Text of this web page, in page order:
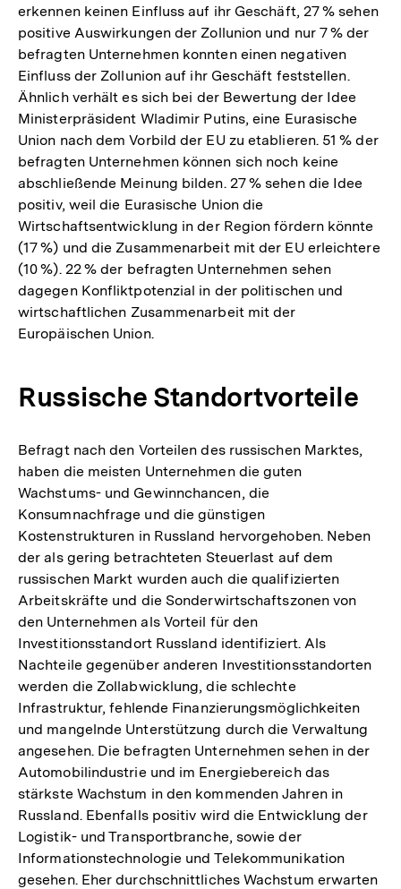
erkennen keinen Einfluss auf ihr Geschäft, 27 % sehen
positive Auswirkungen der Zollunion und nur 7 % der
befragten Unternehmen konnten einen negativen
Einfluss der Zollunion auf ihr Geschäft feststellen.
Ähnlich verhält es sich bei der Bewertung der Idee
Ministerpräsident Wladimir Putins, eine Eurasische
Union nach dem Vorbild der EU zu etablieren. 51 % der
befragten Unternehmen können sich noch keine
abschließende Meinung bilden. 27 % sehen die Idee
positiv, weil die Eurasische Union die
Wirtschaftsentwicklung in der Region fördern könnte
(17 %) und die Zusammenarbeit mit der EU erleichtere
(10 %). 22 % der befragten Unternehmen sehen
dagegen Konfliktpotenzial in der politischen und
wirtschaftlichen Zusammenarbeit mit der
Europäischen Union.
Russische Standortvorteile
Befragt nach den Vorteilen des russischen Marktes,
haben die meisten Unternehmen die guten
Wachstums- und Gewinnchancen, die
Konsumnachfrage und die günstigen
Kostenstrukturen in Russland hervorgehoben. Neben
der als gering betrachteten Steuerlast auf dem
russischen Markt wurden auch die qualifizierten
Arbeitskräfte und die Sonderwirtschaftszonen von
den Unternehmen als Vorteil für den
Investitionsstandort Russland identifiziert. Als
Nachteile gegenüber anderen Investitionsstandorten
werden die Zollabwicklung, die schlechte
Infrastruktur, fehlende Finanzierungsmöglichkeiten
und mangelnde Unterstützung durch die Verwaltung
angesehen. Die befragten Unternehmen sehen in der
Automobilindustrie und im Energiebereich das
stärkste Wachstum in den kommenden Jahren in
Russland. Ebenfalls positiv wird die Entwicklung der
Logistik- und Transportbranche, sowie der
Informationstechnologie und Telekommunikation
gesehen. Eher durchschnittliches Wachstum erwarten